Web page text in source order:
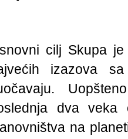
cilj Skupa
izazova
dva veka
na